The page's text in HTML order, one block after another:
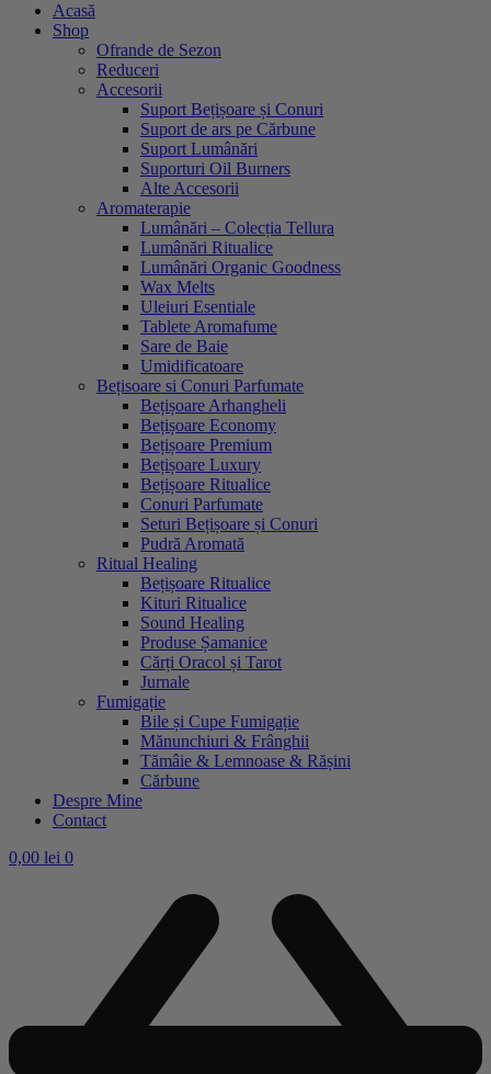
Acasă
Shop
Ofrande de Sezon
Reduceri
Accesorii
Suport Bețișoare și Conuri
Suport de ars pe Cărbune
Suport Lumânări
Suporturi Oil Burners
Alte Accesorii
Aromaterapie
Lumânări – Colecția Tellura
Lumânări Ritualice
Lumânări Organic Goodness
Wax Melts
Uleiuri Esentiale
Tablete Aromafume
Sare de Baie
Umidificatoare
Bețisoare si Conuri Parfumate
Bețișoare Arhangheli
Bețișoare Economy
Bețișoare Premium
Bețișoare Luxury
Bețișoare Ritualice
Conuri Parfumate
Seturi Bețișoare și Conuri
Pudră Aromată
Ritual Healing
Bețișoare Ritualice
Kituri Ritualice
Sound Healing
Produse Șamanice
Cărți Oracol și Tarot
Jurnale
Fumigație
Bile și Cupe Fumigație
Mănunchiuri & Frânghii
Tămâie & Lemnoase & Rășini
Cărbune
Despre Mine
Contact
0,00 lei 0